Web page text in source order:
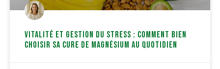
Vitalité et gestion du stress : Comment bien
choisir sa cure de magnésium au quotidien